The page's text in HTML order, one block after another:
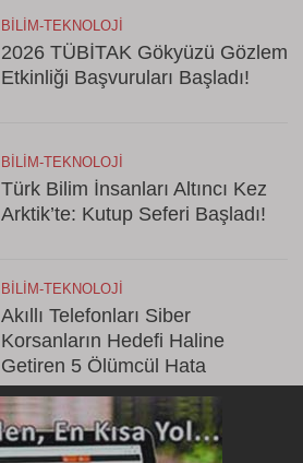
BILIM-TEKNOLOJI
2026 TÜBİTAK Gökyüzü Gözlem
Etkinliği Başvuruları Başladı!
BILIM-TEKNOLOJI
Türk Bilim İnsanları Altıncı Kez
Arktik’te: Kutup Seferi Başladı!
BILIM-TEKNOLOJI
Akıllı Telefonları Siber
Korsanların Hedefi Haline
Getiren 5 Ölümcül Hata